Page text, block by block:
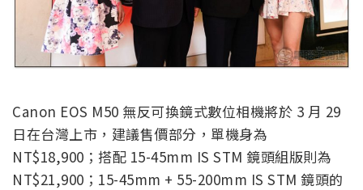
Canon EOS M50 無反可換鏡式數位相機將於 3 月 29
日在台灣上市，建議售價部分，單機身為
NT$18,900；搭配 15-45mm IS STM 鏡頭組版則為
NT$21,900；15-45mm + 55-200mm IS STM 鏡頭的